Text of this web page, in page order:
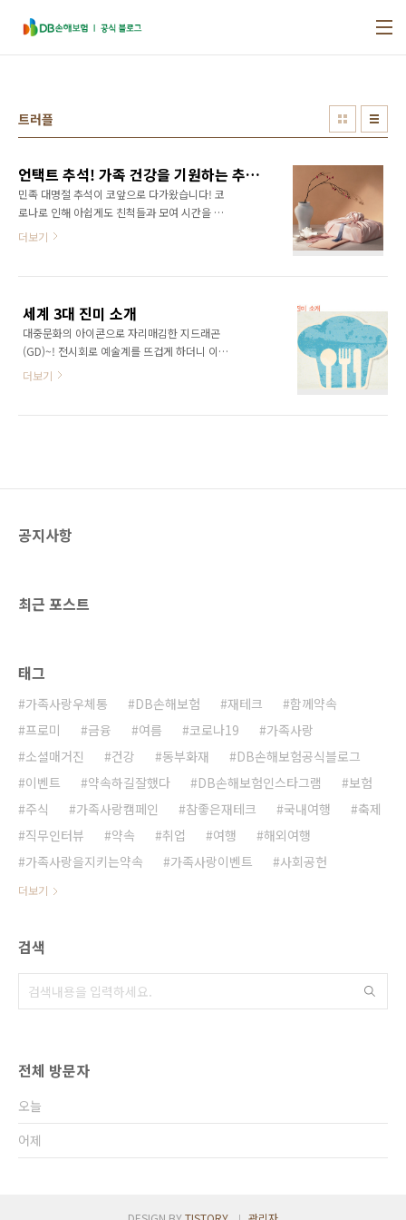
트러플
언택트 추석! 가족 건강을 기원하는 추석 선물 세트 추천
민족 대명절 추석이 코앞으로 다가왔습니다! 코
로나로 인해 아쉽게도 친척들과 모여 시간을 보
내진 못하지만 안부인사와 선물로 마음을 전달
트 바깥 활동이 줄어들고, 집에서 보내는 시간이
늘어나면서 반려식물 키우기로 '집콕힐링'을 찾
는 사람들이 늘어나고 있는데요. 공기정화식물
클루이사, 초보자도 쉽게 기를 수 있는 여인초와
불어넣어주시면 어떨까요? 집에서 홈술을 즐기
더보기
세계 3대 진미 소개
대중문화의 아이콘으로 자리매김한 지드래곤
(GD)~! 전시회로 예술계를 뜨겁게 하더니 이번
에는 특별한 냉장고로 셰프들을 놀라게 했다고
하나로 맛과 향이 뛰어난 매우 진귀한 버섯입니
로는 ..
더보기
공지사항
최근 포스트
태그
가족사랑우체통 DB손해보험 재테크
함께약속
프로미
금융 여름 코로나19
가족사랑
소셜매거진
건강 동부화재
DB손해보험공식블로그
이벤트
약속하길잘했다 DB손해보험인스타그램
보험
주식
가족사랑캠페인 참좋은재테크 국내여행
축제
직무인터뷰
약속 취업 여행
해외여행
가족사랑을지키는약속
가족사랑이벤트 사회공헌
더보기
검색
전체 방문자
오늘
어제